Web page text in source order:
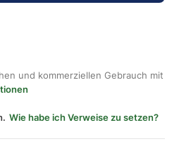
und kommerziellen Gebrauch mit
Wie habe ich Verweise zu setzen?